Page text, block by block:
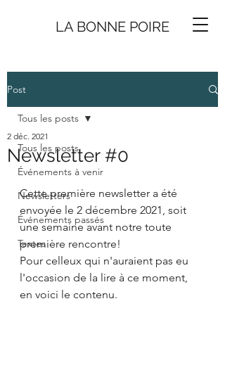
LA BONNE POIRE
Post
Tous les posts
Événements à venir
Newsletters
Événements passés
Textes
Tous les posts
Newsletter #0
2 déc. 2021
Cette première newsletter a été
envoyée le 2 décembre 2021, soit
une semaine avant notre toute
première rencontre!
Pour celleux qui n'auraient pas eu
l'occasion de la lire à ce moment,
en voici le contenu.